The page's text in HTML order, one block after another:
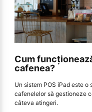
Cum
cafenea?
Un sistem POS iPad este
cafenelelor să gestioneze
câteva atingeri.